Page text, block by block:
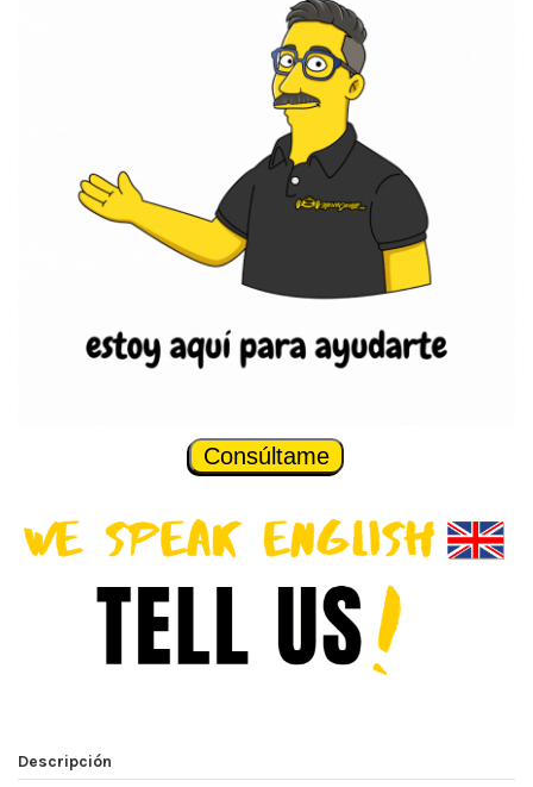
Consúltame
Descripción